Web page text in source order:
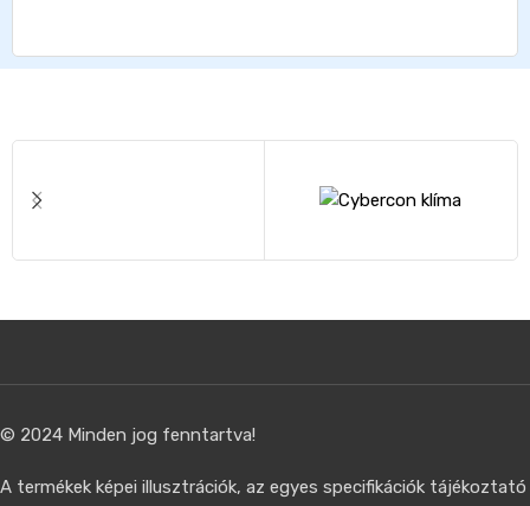
© 2024 Minden jog fenntartva!
A termékek képei illusztrációk, az egyes specifikációk tájékoztató